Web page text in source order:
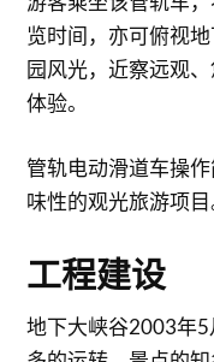
览时间，亦可俯视
园风光，近察远观
体验。
管轨电动滑道车操
味性的观光旅游项目
工程建设
地下大峡谷2003年